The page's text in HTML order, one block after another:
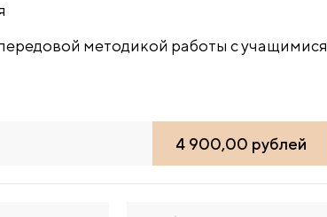
методикой работы с учащимися
4 900,00 рублей